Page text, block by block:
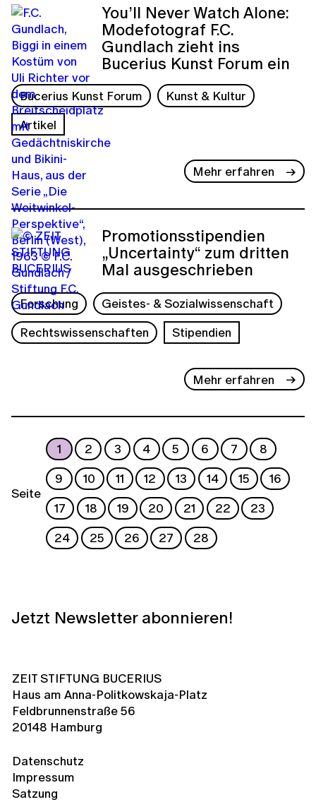
You’ll Never Watch Alone:
Modefotograf F.C.
Gundlach zieht ins
Bucerius Kunst Forum ein
Bucerius Kunst Forum
Kunst & Kultur
Artikel
Mehr erfahren
Promotionsstipendien
„Uncertainty“ zum dritten
Mal ausgeschrieben
Forschung
Geistes- & Sozialwissenschaft
Rechtswissenschaften
Stipendien
Mehr erfahren
Seite
1 2 3 4 5 6 7
8
9
10 11 12 13 14 15
16
17
18 19 20 21 22
23
24
25 26 27 28
Jetzt Newsletter abonnieren!
ZEIT STIFTUNG BUCERIUS
Haus am Anna-Politkowskaja-Platz
Feldbrunnenstraße 56
20148 Hamburg
Datenschutz
Impressum
Satzung